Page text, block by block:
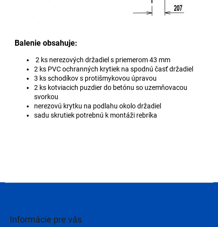
Balenie obsahuje:
2 ks nerezových držadiel s priemerom 43 mm
2 ks PVC ochranných krytiek na spodnú časť držadiel
3 ks schodíkov s protišmykovou úpravou
2 ks kotviacich puzdier do betónu so uzemňovacou
svorkou
nerezovú krytku na podlahu okolo držadiel
sadu skrutiek potrebnú k montáži rebríka
Informácie pre vás